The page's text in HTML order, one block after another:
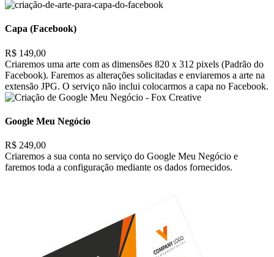
Capa (Facebook)
R$ 149,00
Criaremos uma arte com as dimensões 820 x 312 pixels (Padrão do
Facebook). Faremos as alterações solicitadas e enviaremos a arte na
extensão JPG. O serviço não inclui colocarmos a capa no Facebook.
Google Meu Negócio
R$ 249,00
Criaremos a sua conta no serviço do Google Meu Negócio e
faremos toda a configuração mediante os dados fornecidos.